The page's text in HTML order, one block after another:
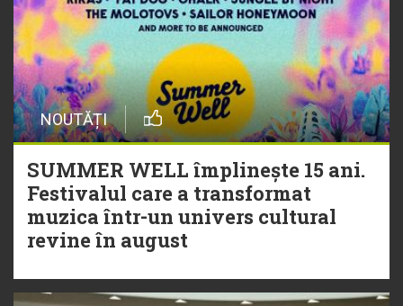
NOUTĂȚI
SUMMER WELL împlinește 15 ani.
Festivalul care a transformat
muzica într-un univers cultural
revine în august